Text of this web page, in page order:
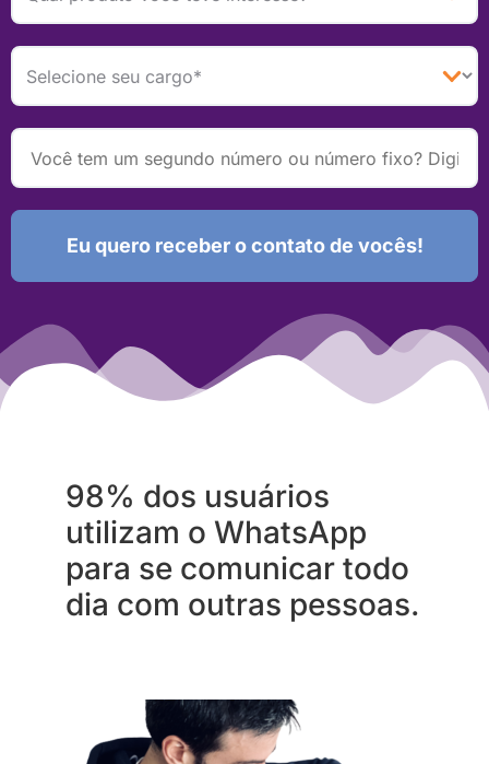
Eu quero receber o contato de vocês!
98% dos usuários
utilizam o WhatsApp
para se comunicar todo
dia com outras pessoas.